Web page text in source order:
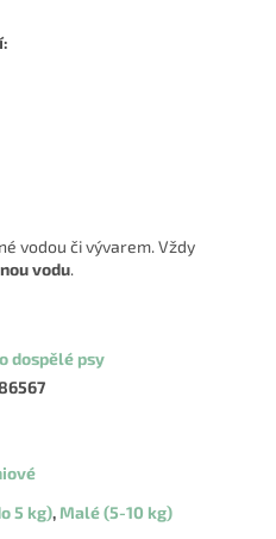
vodou či vývarem. Vždy
vodu.
dospělé psy
5 kg), Malé (5-10 kg)